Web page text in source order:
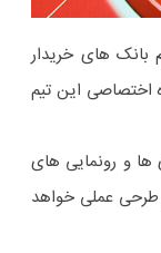
های خریدار
اختصاصی این تیم
ها و رونمایی های
عملی خواهد